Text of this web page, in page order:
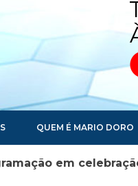
QUEM É MARIO DORO
em